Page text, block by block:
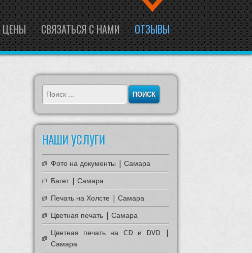
ЦЕНЫ СВЯЗАТЬСЯ С НАМИ ОТЗЫВЫ
НАШИ УСЛУГИ
Фото на документы | Самара
Багет | Самара
Печать на Холсте | Самара
Цветная печать | Самара
Цветная печать на CD и DVD |
Самара